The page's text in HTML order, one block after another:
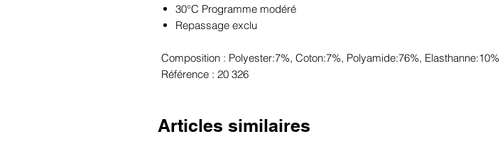
30°C Programme modéré
Repassage exclu
Composition : Polyester:7%, Coton:7%, Polyamide:76%, Elasthanne:10%
Référence : 20 326
Articles similaires